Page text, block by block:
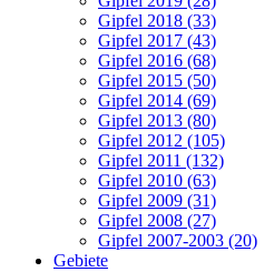
Gipfel 2018 (33)
Gipfel 2017 (43)
Gipfel 2016 (68)
Gipfel 2015 (50)
Gipfel 2014 (69)
Gipfel 2013 (80)
Gipfel 2012 (105)
Gipfel 2011 (132)
Gipfel 2010 (63)
Gipfel 2009 (31)
Gipfel 2008 (27)
Gipfel 2007-2003 (20)
Gebiete